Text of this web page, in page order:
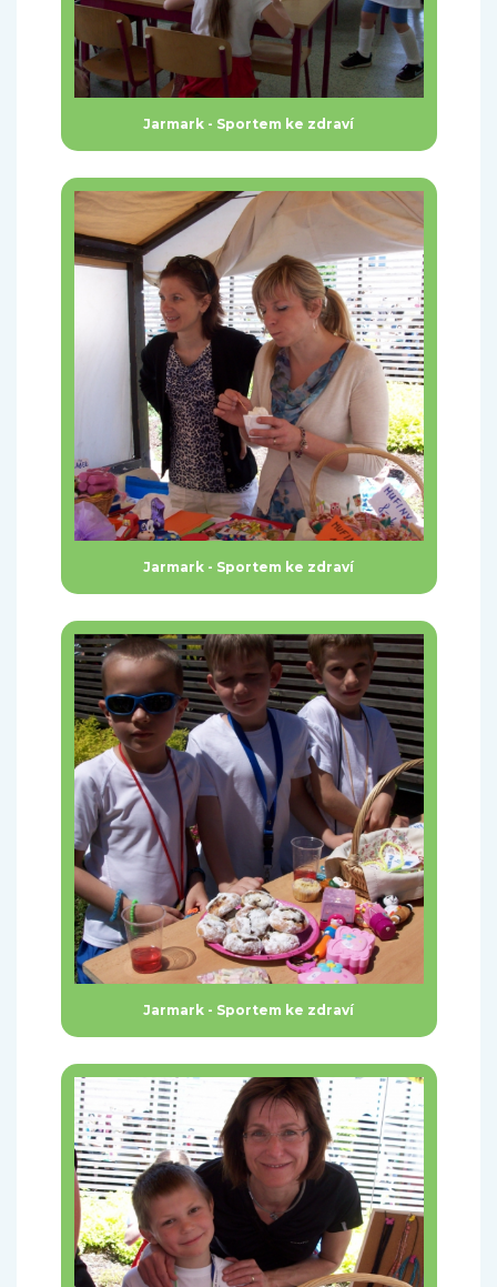
Jarmark - Sportem ke zdraví
Jarmark - Sportem ke zdraví
Jarmark - Sportem ke zdraví